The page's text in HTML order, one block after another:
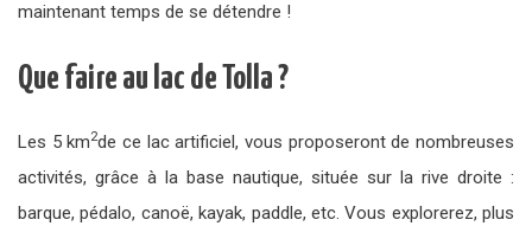
maintenant temps de se détendre !
Que faire au lac de Tolla ?
Les 5 km2de ce lac artificiel, vous proposeront de nombreuses
activités, grâce à la base nautique, située sur la rive droite :
barque, pédalo, canoë, kayak, paddle, etc. Vous explorerez, plus